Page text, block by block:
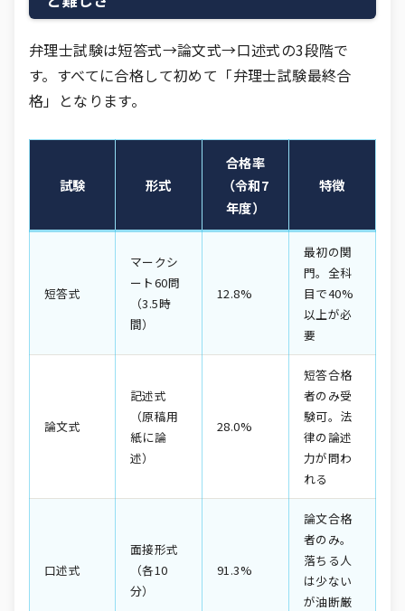
弁理士試験は短答式→論文式→口述式の3段階で
す。すべてに合格して初めて「弁理士試験最終合
格」となります。
試験 形式
合格率
（令和7
年度）
特徴
短答式
マークシ
ート60問
（3.5時
間）
12.8%
最初の関
門。全科
目で40%
以上が必
要
論文式
記述式
（原稿用
紙に論
述）
28.0%
短答合格
者のみ受
験可。法
律の論述
力が問わ
れる
口述式
面接形式
（各10
分）
91.3%
論文合格
者のみ。
落ちる人
は少ない
が油断厳